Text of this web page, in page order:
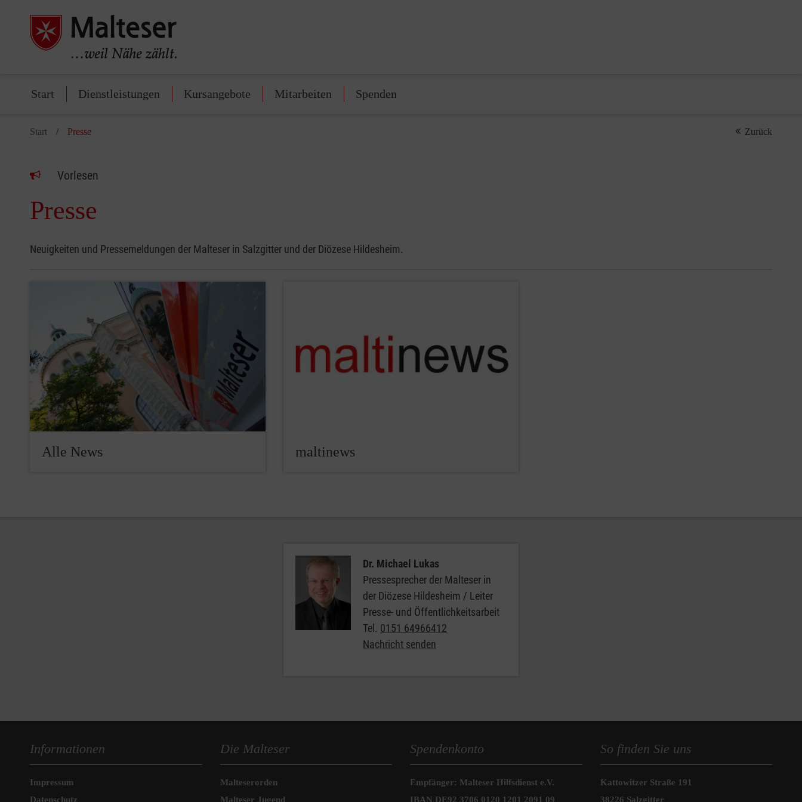
Start Dienstleistungen Kursangebote Mitarbeiten Spenden
Start Presse Zurück
Vorlesen
Presse
Neuigkeiten und Pressemeldungen der Malteser in Salzgitter und der Diözese Hildesheim.
Alle News maltinews
Dr. Michael Lukas
Pressesprecher der Malteser in
der Diözese Hildesheim / Leiter
Presse- und Öffentlichkeitsarbeit
Tel. 0151 64966412
Nachricht senden
Informationen
Impressum
Datenschutz
Die Malteser
Malteserorden
Malteser Jugend
Spendenkonto
Empfänger: Malteser Hilfsdienst e.V.
IBAN DE92 3706 0120 1201 2091 09
So finden Sie uns
Kattowitzer Straße 191
38226 Salzgitter